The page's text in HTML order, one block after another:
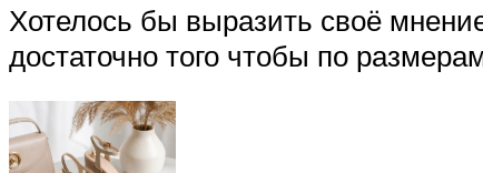
Хотелось бы выразить своё
достаточно того чтобы по